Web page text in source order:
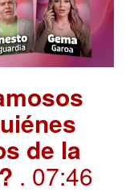
de la
. 07:46